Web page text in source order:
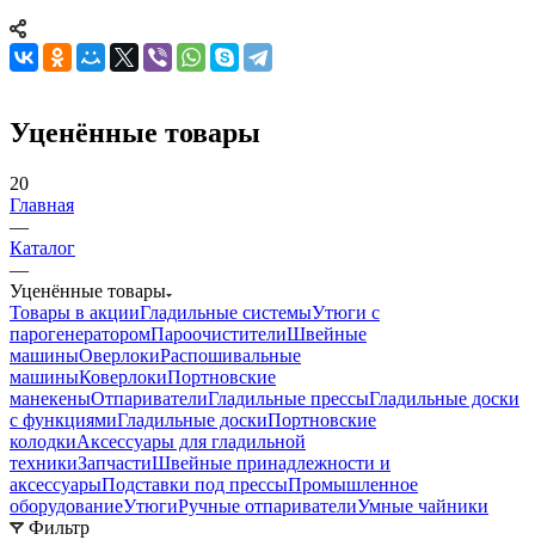
Уценённые товары
20
Главная
—
Каталог
—
Уценённые товары
Товары в акцииГладильные системыУтюги с
парогенераторомПароочистителиШвейные
машиныОверлокиРаспошивальные
машиныКоверлокиПортновские
манекеныОтпаривателиГладильные прессыГладильные доски
с функциямиГладильные доскиПортновские
колодкиАксессуары для гладильной
техникиЗапчастиШвейные принадлежности и
аксессуарыПодставки под прессыПромышленное
оборудованиеУтюгиРучные отпаривателиУмные чайники
Фильтр